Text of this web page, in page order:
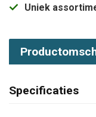
Uniek
Specificaties